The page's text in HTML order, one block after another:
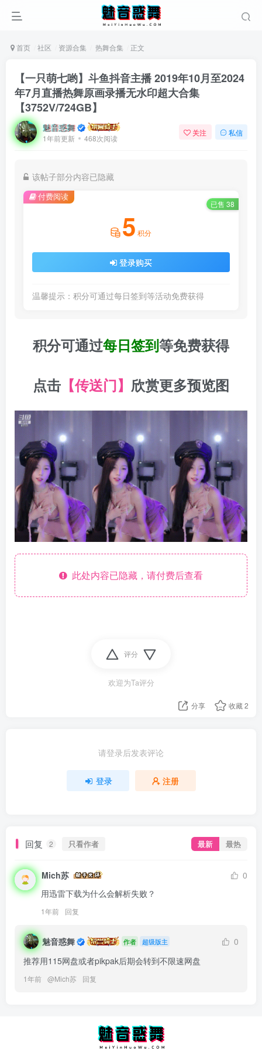
首页 社区 资源合集 热舞合集 正文
【一只萌七哟】斗鱼抖音主播 2019年10月至2024
年7月直播热舞原画录播无水印超大合集
【3752V/724GB】
魅音惑舞
1年前更新 468次阅读
关注 私信
该帖子部分内容已隐藏
付费阅读
已售 38
5 积分
登录购买
温馨提示：积分可通过每日签到等活动免费获得
积分可通过每日签到等免费获得
点击 【传送门】 欣赏更多预览图
此处内容已隐藏，请付费后查看
评分
欢迎为Ta评分
分享 收藏2
请登录后发表评论
登录 注册
回复 2 只看作者 最新 最热
Mich苏
0
用迅雷下载为什么会解析失败？
1年前 回复
魅音惑舞 作者 超级版主
0
推荐用115网盘或者pikpak后期会转到不限速网盘
1年前 @Mich苏 回复